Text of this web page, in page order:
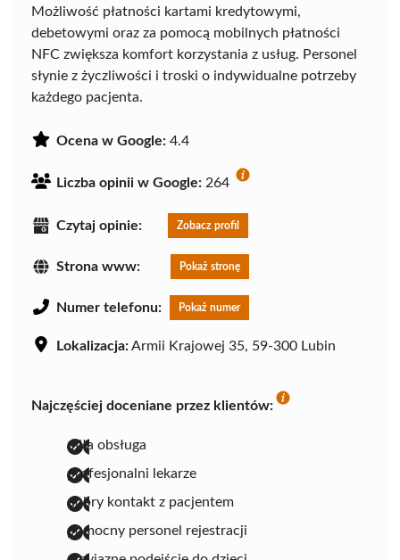
Możliwość płatności kartami kredytowymi,
debetowymi oraz za pomocą mobilnych płatności
NFC zwiększa komfort korzystania z usług. Personel
słynie z życzliwości i troski o indywidualne potrzeby
każdego pacjenta.
Ocena w Google: 4.4
Liczba opinii w Google: 264
Czytaj opinie: Zobacz profil
Strona www: Pokaż stronę
Numer telefonu: Pokaż numer
Lokalizacja:Armii Krajowej 35, 59-300 Lubin
Najczęściej doceniane przez klientów:
miła obsługa
profesjonalni lekarze
dobry kontakt z pacjentem
pomocny personel rejestracji